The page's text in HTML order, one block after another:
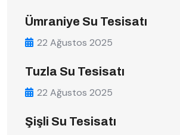
Ümraniye Su Tesisatı
22 Ağustos 2025
Tuzla Su Tesisatı
22 Ağustos 2025
Şişli Su Tesisatı